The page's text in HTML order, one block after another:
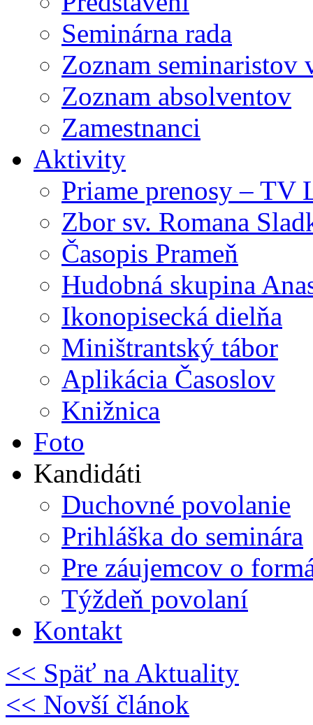
Seminárna rada
Zoznam seminaristov
Zoznam absolventov
Zamestnanci
Aktivity
Priame prenosy – TV
Zbor sv. Romana
Časopis Prameň
Hudobná skupina
Ikonopisecká dielňa
Miništrantský tábor
Aplikácia Časoslov
Knižnica
Foto
Kandidáti
Duchovné povolanie
Prihláška do seminára
Pre záujemcov o
Týždeň povolaní
Kontakt
<< Späť na Aktuality
<< Novší článok